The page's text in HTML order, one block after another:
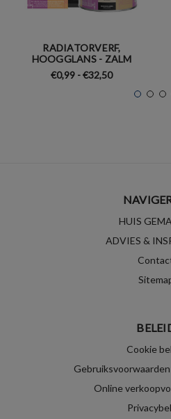
RADIATORVERF,
HOOGGLANS - ZALM
€0,99 - €32,50
HUIS
ADVIES &
Cookie
Online